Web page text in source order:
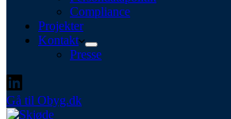
Compliance
Projekter
Kontakt
Presse
Gå til Obyg.dk